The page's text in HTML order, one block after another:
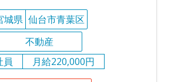
城県 仙台市青葉区
不動産
員
月給220,000円